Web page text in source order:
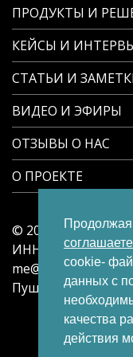
ПРОДУКТЫ И
КЕЙСЫ И
СТАТЬИ И
ВИДЕО И ЭФИРЫ
ОТЗЫВЫ О НАС
О ПРОЕКТЕ
© 2024-2026 | ИП
ИНН
me@dspotapov.ru |
Пушкина, д. 6/8,
О
Продолжая
cookie-
данных с
качества
действия